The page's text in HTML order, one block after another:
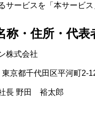
サービスを「本サービス
称・住所・代表
株式会社
東京都千代田区平河町2-
長 野田 裕太郎